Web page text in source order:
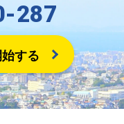
287
する